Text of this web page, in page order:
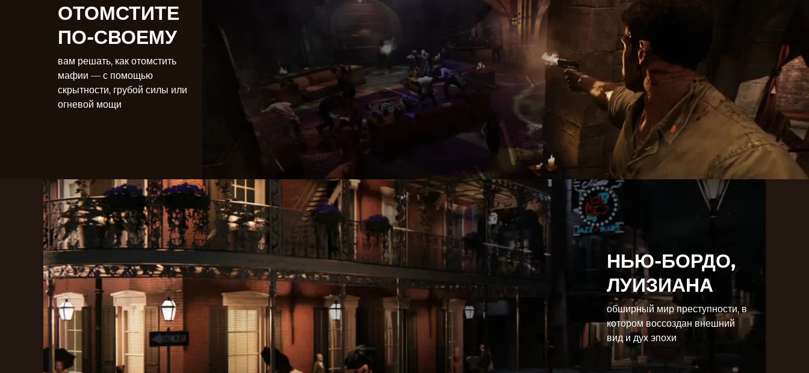
ОТОМСТИТЕ
ПО-СВОЕМУ
вам решать, как отомстить
мафии — с помощью
скрытности, грубой силы или
огневой мощи
НЬЮ-БОРДО,
ЛУИЗИАНА
обширный мир преступности, в
котором воссоздан внешний
вид и дух эпохи